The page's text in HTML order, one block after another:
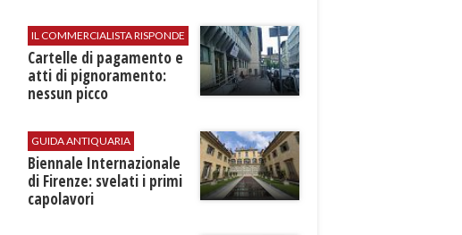
IL COMMERCIALISTA RISPONDE
Cartelle di pagamento e
atti di pignoramento:
nessun picco
GUIDA ANTIQUARIA
Biennale Internazionale
di Firenze: svelati i primi
capolavori